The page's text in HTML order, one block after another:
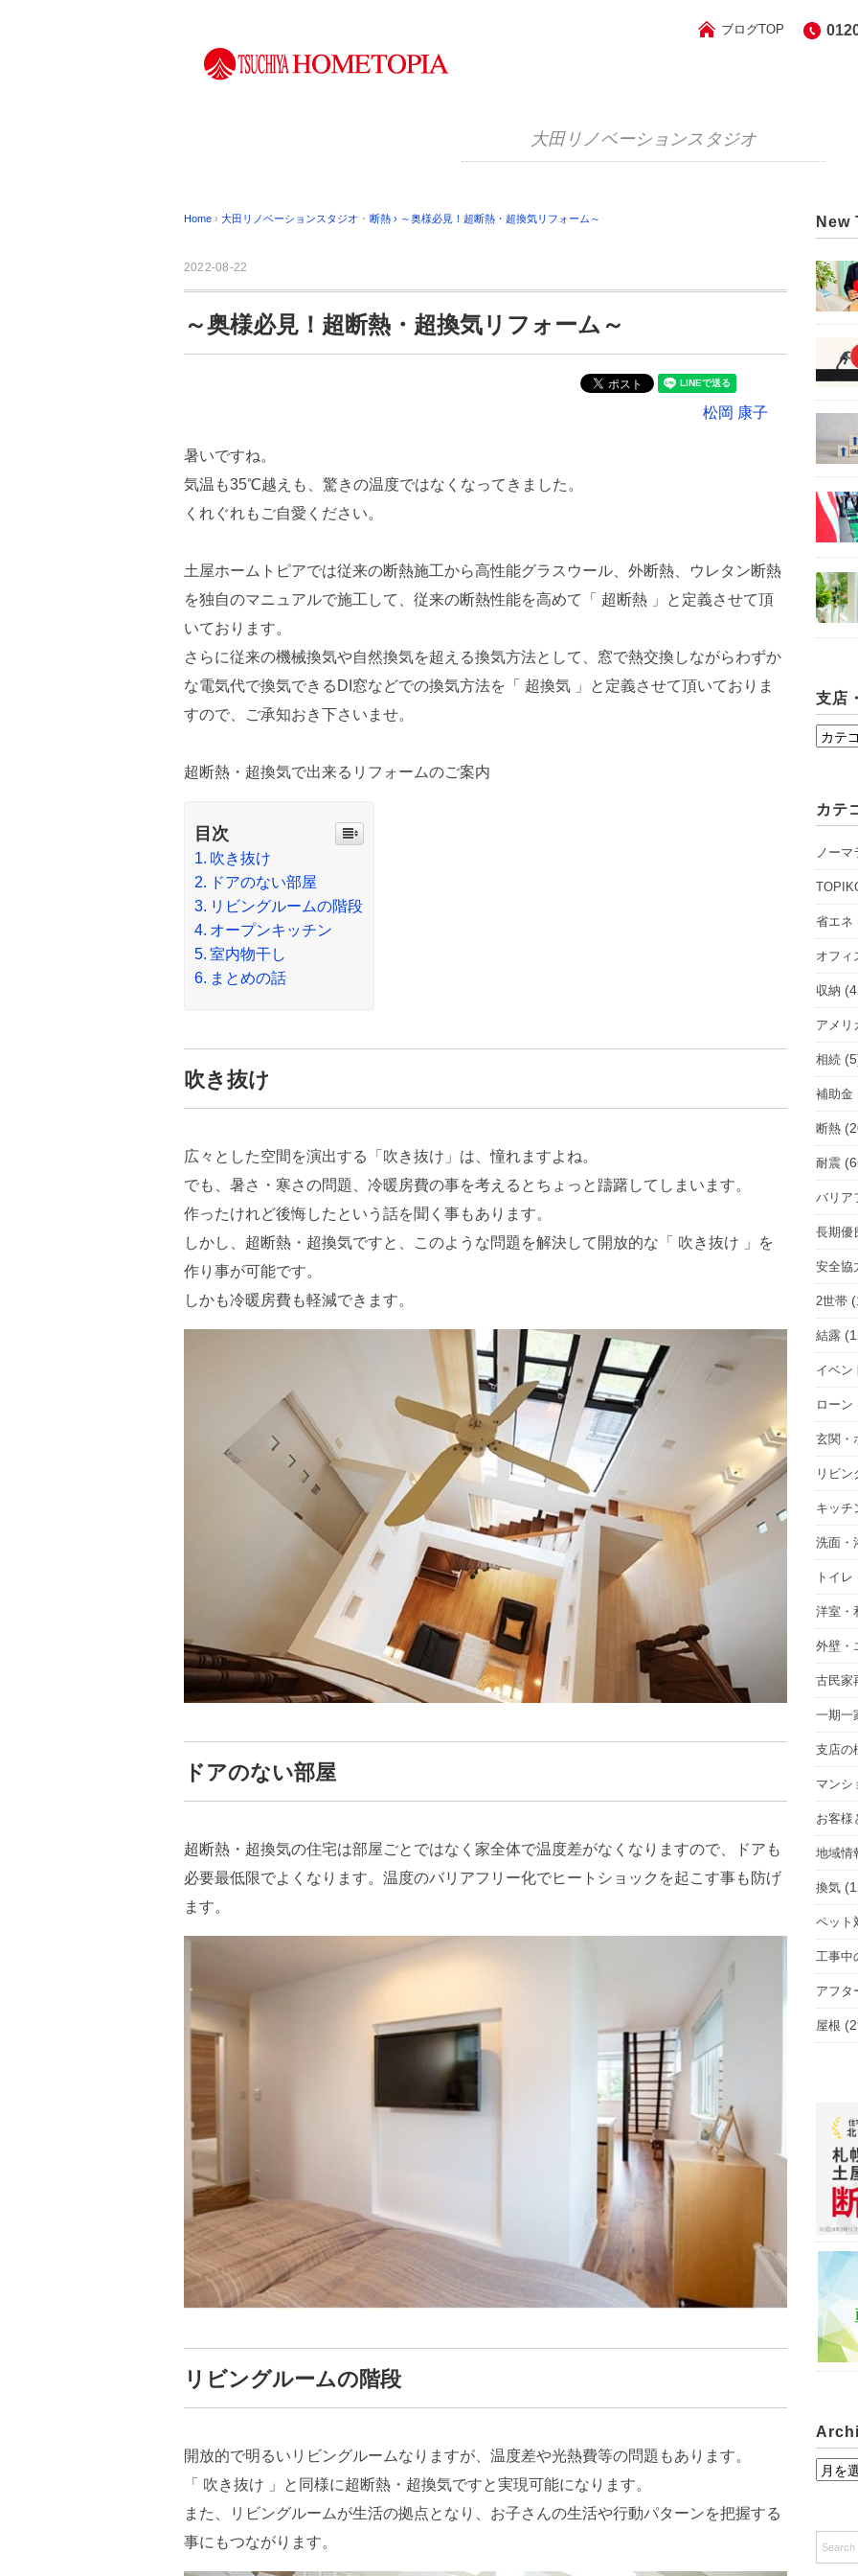
ブログTOP
大田リノベーションスタジオ
Home › 大田リノベーションスタジオ ･ 断熱 › ～奥様必見！超断熱・超換気リフォーム～
2022-08-22
～奥様必見！超断熱・超換気リフォーム～
松岡 康子
暑いですね。
気温も35℃越えも、驚きの温度ではなくなってきました。
くれぐれもご自愛ください。
土屋ホームトピアでは従来の断熱施工から高性能グラスウール、外断熱、ウレタン断熱
を独自のマニュアルで施工して、従来の断熱性能を高めて「 超断熱 」と定義させて頂
いております。
さらに従来の機械換気や自然換気を超える換気方法として、窓で熱交換しながらわずか
な電気代で換気できるDI窓などでの換気方法を「 超換気 」と定義させて頂いておりま
すので、ご承知おき下さいませ。
超断熱・超換気で出来るリフォームのご案内
目次
吹き抜け
ドアのない部屋
リビングルームの階段
オープンキッチン
室内物干し
まとめの話
吹き抜け
広々とした空間を演出する「吹き抜け」は、憧れますよね。
でも、暑さ・寒さの問題、冷暖房費の事を考えるとちょっと躊躇してしまいます。
作ったけれど後悔したという話を聞く事もあります。
しかし、超断熱・超換気ですと、このような問題を解決して開放的な「 吹き抜け 」を
作り事が可能です。
しかも冷暖房費も軽減できます。
ドアのない部屋
超断熱・超換気の住宅は部屋ごとではなく家全体で温度差がなくなりますので、ドアも
必要最低限でよくなります。温度のバリアフリー化でヒートショックを起こす事も防げ
ます。
リビングルームの階段
開放的で明るいリビングルームなりますが、温度差や光熱費等の問題もあります。
「 吹き抜け 」と同様に超断熱・超換気ですと実現可能になります。
また、リビングルームが生活の拠点となり、お子さんの生活や行動パターンを把握する
事にもつながります。
New
支店
支
ョ
ル
ー
を
選
択
カテ
ノーマ
省エネ
オフィ
収納
アメリ
相続
補助金
断熱
耐震
バリア
長期優
安全協
2世帯
結露
イベン
ローン
玄関・
リビ
キッチ
洗面・
トイレ
洋室・
外壁・
古民家
一期一
支店の
マンシ
お客様
地域情
換気
ペット
工事中
アフタ
屋根
A
h